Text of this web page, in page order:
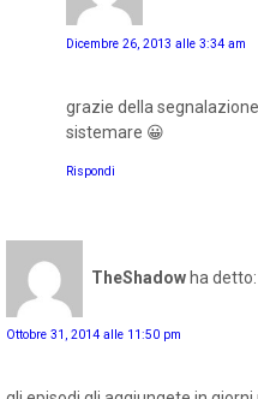
Dicembre 26, 2013 alle 3:34 am
grazie della
sistemare 😀
Rispondi
TheShadow ha detto:
Ottobre 31, 2014 alle 11:50 pm